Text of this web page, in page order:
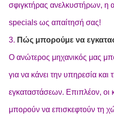
σφιγκτήρας ανελκυστήρων, η
specials ως απαίτησή σας!
3. Πώς μπορούμε να
Ο ανώτερος μηχανικός μας
για να κάνει την υπηρεσία
εγκαταστάσεων. Επιπλέον, οι
μπορούν να επισκεφτούν τη